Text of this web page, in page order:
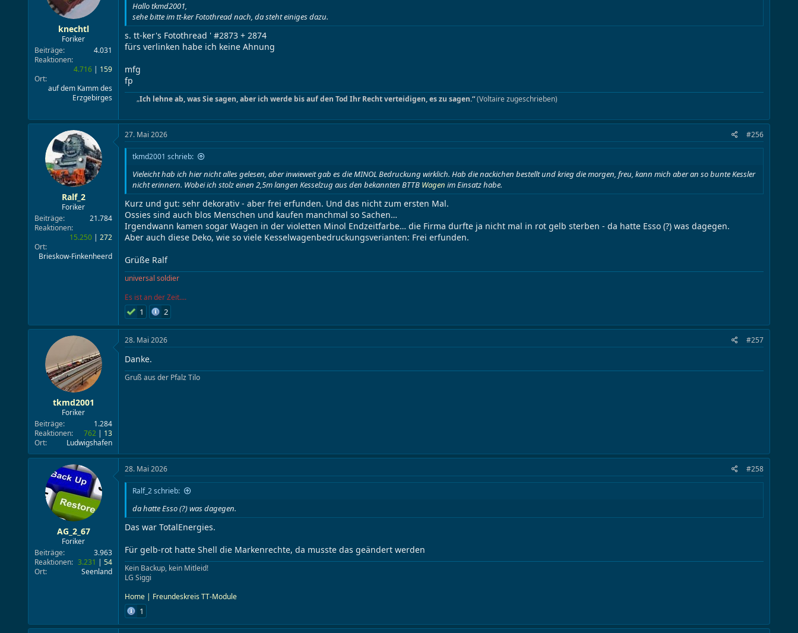
knechtl
Foriker
Beiträge
4.031
Reaktionen
4.716
159
Ort
auf dem Kamm des
Erzgebirges
Hallo tkmd2001,
sehe bitte im tt-ker Fotothread nach, da steht einiges dazu.
s. tt-ker's Fotothread ' #2873 + 2874
fürs verlinken habe ich keine Ahnung
mfg
fp
„Ich lehne ab, was Sie sagen, aber ich werde bis auf den Tod Ihr Recht verteidigen, es zu sagen.“(Voltaire zugeschrieben)​
Ralf_2
Foriker
Beiträge
21.784
Reaktionen
15.250
272
Ort
Brieskow-Finkenheerd
27. Mai 2026 #256
tkmd2001 schrieb:
Vieleicht hab ich hier nicht alles gelesen, aber inwieweit gab es die MINOL Bedruckung wirklich. Hab die nackichen bestellt und krieg die morgen, freu, kann mich aber an so bunte Kessler
nicht erinnern. Wobei ich stolz einen 2,5m langen Kesselzug aus den bekannten BTTB Wagen im Einsatz habe.
Kurz und gut: sehr dekorativ - aber frei erfunden. Und das nicht zum ersten Mal.
Ossies sind auch blos Menschen und kaufen manchmal so Sachen…
Irgendwann kamen sogar Wagen in der violetten Minol Endzeitfarbe… die Firma durfte ja nicht mal in rot gelb sterben - da hatte Esso (?) was dagegen.
Aber auch diese Deko, wie so viele Kesselwagenbedruckungsverianten: Frei erfunden.
Grüße Ralf
universal soldier
Es ist an der Zeit....
1 2
tkmd2001
Foriker
Beiträge
1.284
Reaktionen
762
13
Ort
Ludwigshafen
28. Mai 2026 #257
Danke.
Gruß aus der Pfalz Tilo
AG_2_67
Foriker
Beiträge
3.963
Reaktionen
3.231
54
Ort
Seenland
28. Mai 2026 #258
Ralf_2 schrieb:
da hatte Esso (?) was dagegen.
Das war TotalEnergies.
Für gelb-rot hatte Shell die Markenrechte, da musste das geändert werden
Kein Backup, kein Mitleid!
LG Siggi
Home | Freundeskreis TT-Module
1